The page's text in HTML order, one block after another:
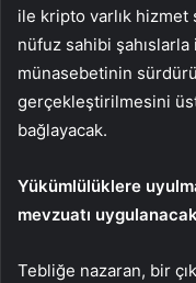
ile kripto varlık hizmet
nüfuz sahibi
münasebetinin
gerçekleştirilmesini
bağlayacak.
Yükümlülüklere
mevzuatı
Tebliğe nazaran, bir